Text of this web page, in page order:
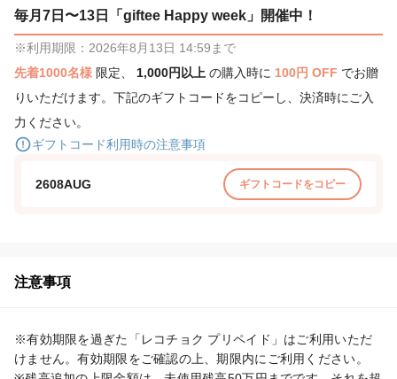
毎月7日〜13日「giftee Happy week」開催中！
※利用期限：2026年8月13日 14:59まで
先着1000名様 限定、 1,000円以上 の購入時に 100円 OFF でお贈
りいただけます。下記のギフトコードをコピーし、決済時にご入
力ください。
ギフトコード利用時の注意事項
2608AUG ギフトコードをコピー
注意事項
※有効期限を過ぎた「レコチョク プリペイド」はご利用いただ
けません。有効期限をご確認の上、期限内にご利用ください。